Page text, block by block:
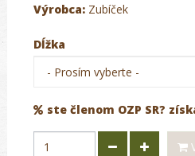
Výrobca: Zubíček
Dĺžka
ste členom OZP SR?